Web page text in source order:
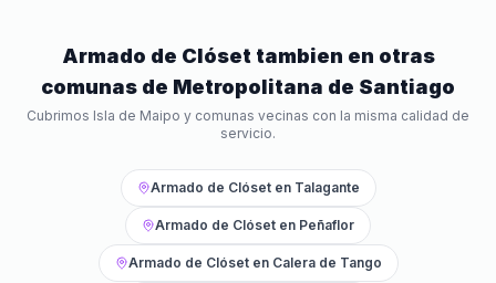
Armado de Clóset tambien en otras
comunas de Metropolitana de Santiago
Cubrimos Isla de Maipo y comunas vecinas con la misma calidad de
servicio.
Armado de Clóseten Talagante
Armado de Clóset en Peñaflor
Armado de Clóseten Calera de Tango